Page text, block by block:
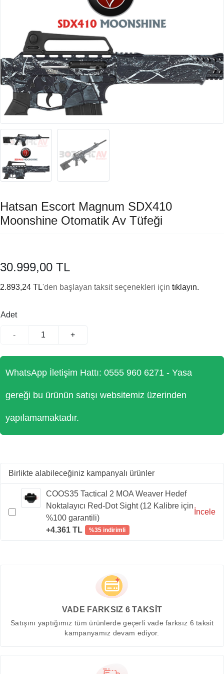
Hatsan Escort Magnum SDX410
Moonshine Otomatik Av Tüfeği
30.999,00 TL
2.893,24 TL'den başlayan taksit seçenekleri için tıklayın.
Adet
- +
WhatsApp İletişim Hattı: 0555 960 6271 - Yasa
gereği bu ürünün satışı websitemiz üzerinden
yapılamamaktadır.
Birlikte alabileceğiniz kampanyalı ürünler
COOS35 Tactical 2 MOA Weaver Hedef
Noktalayıcı Red-Dot Sight (12 Kalibre için
%100 garantili)
+4.361 TL
%35 indirimli
İncele
VADE FARKSIZ 6 TAKSİT
Satışını yaptığımız tüm ürünlerde geçerli vade farksız 6 taksit
kampanyamız devam ediyor.